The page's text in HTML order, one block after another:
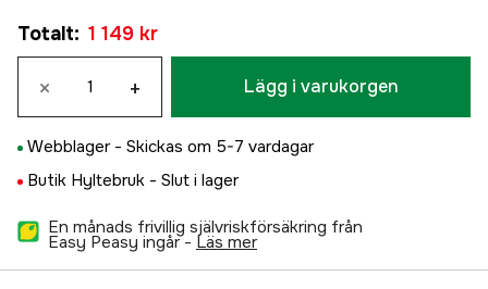
Totalt: 1 149 kr
× + Lägg i varukorgen
Webblager - Skickas om 5-7 vardagar
Butik Hyltebruk - Slut i lager
En månads frivillig självriskförsäkring från
Easy Peasy ingår - läs mer